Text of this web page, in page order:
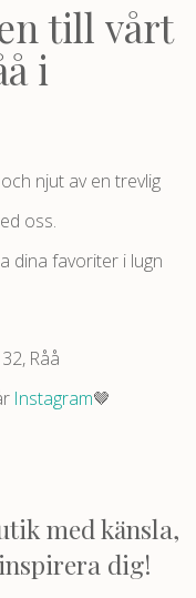
till vårt
i
njut av en trevlig
oss.
dina favoriter i lugn
Råå
Instagram🤎
med känsla,
dig!